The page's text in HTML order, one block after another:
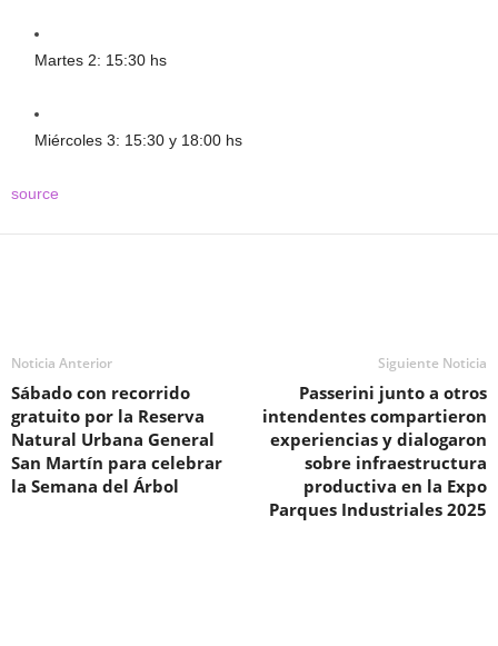
Martes 2: 15:30 hs
Miércoles 3: 15:30 y 18:00 hs
source
Noticia Anterior
Sábado con recorrido
gratuito por la Reserva
Natural Urbana General
San Martín para celebrar
la Semana del Árbol
Siguiente Noticia
Passerini junto a otros
intendentes compartieron
experiencias y dialogaron
sobre infraestructura
productiva en la Expo
Parques Industriales 2025